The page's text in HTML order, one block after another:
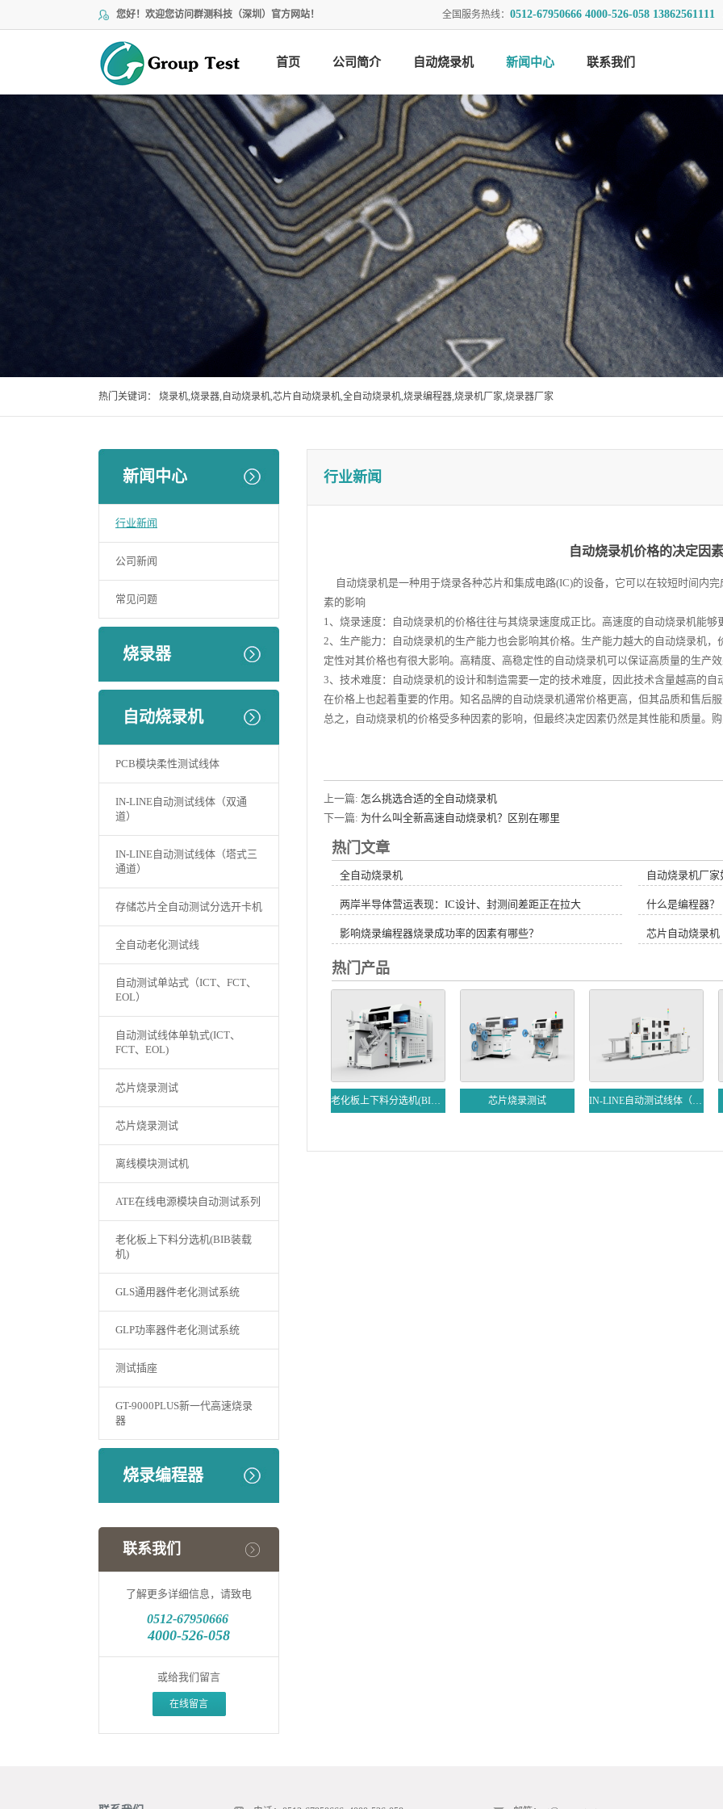
您好！欢迎您访问群测科技（深圳）官方网站！ 全国服务热线： 0512-67950666 4000-526-058 13862561111
首页 公司简介 自动烧录机 新闻中心 联系我们
热门关键词： 烧录机,烧录器,自动烧录机,芯片自动烧录机,全自动烧录机,烧录编程器,烧录机厂家,烧录器厂家
新闻中心
行业新闻
公司新闻
常见问题
烧录器
自动烧录机
PCB模块柔性测试线体
IN-LINE自动测试线体（双通
道）
IN-LINE自动测试线体（塔式三
通道）
存储芯片全自动测试分选开卡机
全自动老化测试线
自动测试单站式（ICT、FCT、
EOL）
自动测试线体单轨式(ICT、
FCT、EOL)
芯片烧录测试
芯片烧录测试
离线模块测试机
ATE在线电源模块自动测试系列
老化板上下料分选机(BIB装载
机)
GLS通用器件老化测试系统
GLP功率器件老化测试系统
测试插座
GT-9000PLUS新一代高速烧录
器
烧录编程器
联系我们
了解更多详细信息，请致电
0512-67950666
4000-526-058
或给我们留言
在线留言
行业新闻
自动烧录机价格的决定因素
自动烧录机是一种用于烧录各种芯片和集成电路(IC)的设备，它可以在较短时间内
素的影响
1、烧录速度：自动烧录机的价格往往与其烧录速度成正比。高速度的自动烧录机能够
2、生产能力：自动烧录机的生产能力也会影响其价格。生产能力越大的自动烧录机
定性对其价格也有很大影响。高精度、高稳定性的自动烧录机可以保证高质量的生产效
3、技术难度：自动烧录机的设计和制造需要一定的技术难度，因此技术含量越高的
在价格上也起着重要的作用。知名品牌的自动烧录机通常价格更高，但其品质和
总之，自动烧录机的价格受多种因素的影响，但最终决定因素仍然是其性能和质量。
上一篇: 怎么挑选合适的全自动烧录机
下一篇: 为什么叫全新高速自动烧录机？区别在哪里
热门文章
全自动烧录机 自动烧录机厂
两岸半导体营运表现：IC设计、封测间差距正在拉大 什么是编程器？
影响烧录编程器烧录成功率的因素有哪些？ 芯片自动烧录机
热门产品
老化板上下料分选机(BIB装载机) 芯片烧录测试 IN-LINE自动测试线体（塔式三通道）